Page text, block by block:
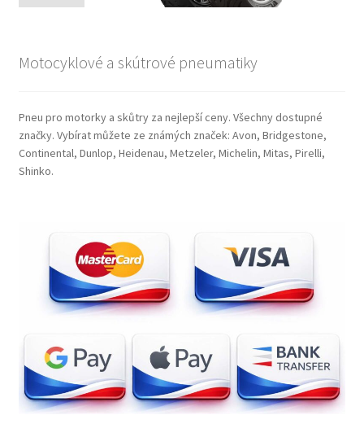
Motocyklové a skútrové pneumatiky
Pneu pro motorky a skůtry za nejlepší ceny. Všechny dostupné
značky. Vybírat můžete ze známých značek: Avon, Bridgestone,
Continental, Dunlop, Heidenau, Metzeler, Michelin, Mitas, Pirelli,
Shinko.